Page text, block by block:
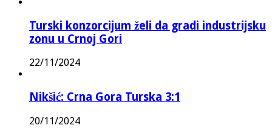
Turski konzorcijum želi da gradi industrijsku
zonu u Crnoj Gori
22/11/2024
Nikšić: Crna Gora Turska 3:1
20/11/2024